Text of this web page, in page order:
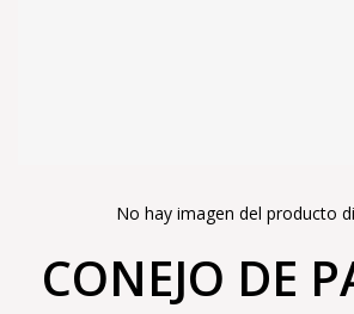
No hay imagen del producto
CONEJO DE